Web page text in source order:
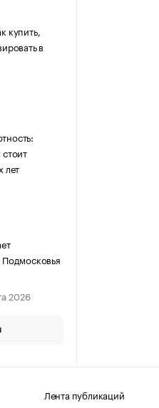
купить,
в
лет
Подмосковья
2026
Лента публикаций